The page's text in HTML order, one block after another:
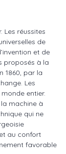
Les réussites
de
et de
proposés à la
1860, par la
Les
entier.
la machine à
qui ne
au confort
favorable